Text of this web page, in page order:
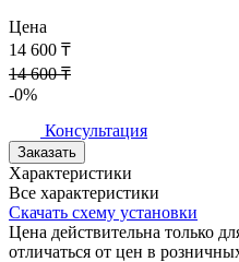
Цена
14 600 ₸
14 600 ₸
-0%
Консультация
Заказать
Характеристики
Все характеристики
Скачать схему установки
Цена действительна только
отличаться от цен в